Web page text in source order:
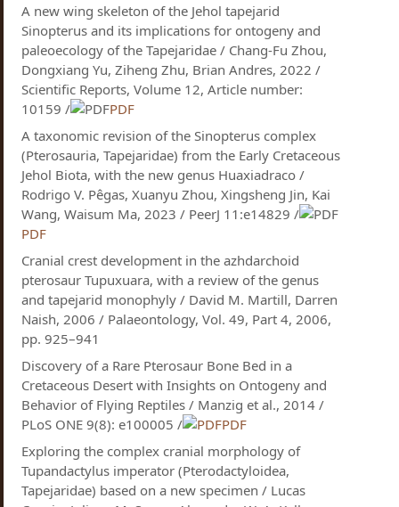
A new wing skeleton of the Jehol tapejarid
Sinopterus and its implications for ontogeny and
paleoecology of the Tapejaridae / Chang-Fu Zhou,
Dongxiang Yu, Ziheng Zhu, Brian Andres, 2022 /
Scientific Reports, Volume 12, Article number:
10159 /
PDF
A taxonomic revision of the Sinopterus complex
(Pterosauria, Tapejaridae) from the Early Cretaceous
Jehol Biota, with the new genus Huaxiadraco /
Rodrigo V. Pêgas, Xuanyu Zhou​, Xingsheng Jin, Kai
Wang, Waisum Ma, 2023 / PeerJ 11:e14829 /
PDF
Cranial crest development in the azhdarchoid
pterosaur Tupuxuara, with a review of the genus
and tapejarid monophyly / David M. Martill, Darren
Naish, 2006 / Palaeontology, Vol. 49, Part 4, 2006,
pp. 925–941
Discovery of a Rare Pterosaur Bone Bed in a
Cretaceous Desert with Insights on Ontogeny and
Behavior of Flying Reptiles / Manzig et al., 2014 /
PLoS ONE 9(8): e100005 /
PDF
Exploring the complex cranial morphology of
Tupandactylus imperator (Pterodactyloidea,
Tapejaridae) based on a new specimen / Lucas